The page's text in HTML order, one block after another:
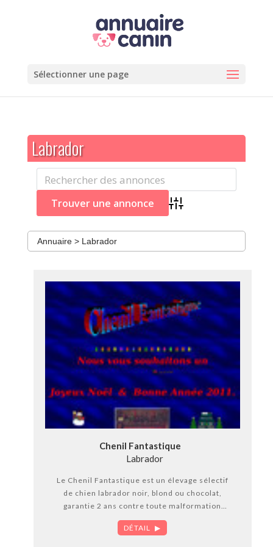
Sélectionner une page
Labrador
Advanced Search
Annuaire> Labrador
Chenil Fantastique
Labrador
Le Chenil Fantastique est un élevage sélectif
de chien labrador noir, blond ou chocolat,
garantie 2 ans contre toute malformation
congénitale et/ou héréditaire, vermifugé,
argots enlevés, lignée de travail, spécialisée
DÉTAIL